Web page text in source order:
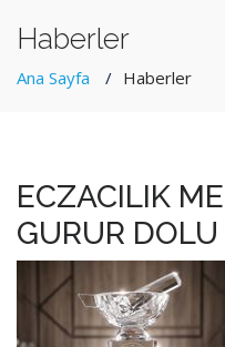
Haberler
Ana Sayfa Haberler
ECZACILIK
GURUR